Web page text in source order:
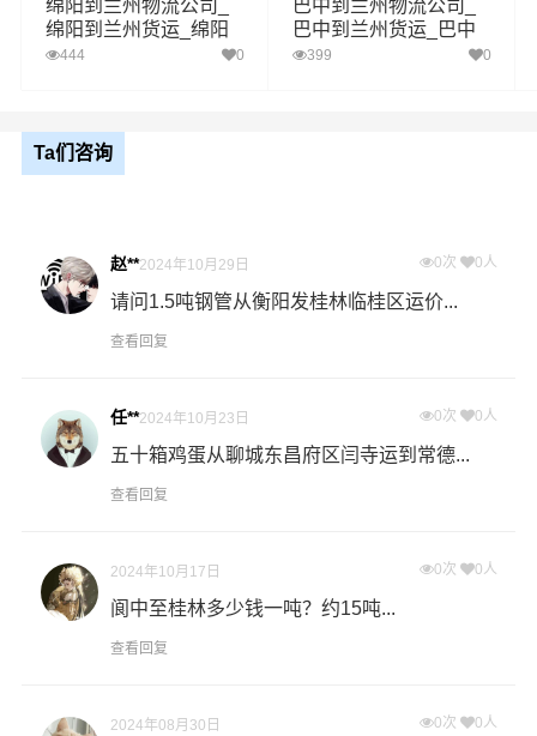
里程
时效
887公里，预计到达时间10小时数据来源与高德地
图，预计到达时间为车辆在途时间(导航时效)，不
代表最终时间，详细到达时效请咨询客服
备注
如何计算广安至兰州物流费用总报价？
物流费用总报价=广安提货费用+专线运输费用+兰州送货上
怎么计算专线运输费用？
专线运输费用的计算方式为：单价货物乘以重量或者体
积。先确定货物性质，货物性质可分为重货、重泡货、泡
什么是提货费用（也称接货费、取货费、上门提货费）？
物流公司安排车辆上门把货物运送到专线运输商进行配载
过程中产生的费用称为提货费。提货过程是发货时很重要
绵阳到兰州物流公司_
绵阳到兰州货运_绵阳
至兰州物流专线
444 0
巴中到兰州物流公司_
巴中到兰州货运_巴中
至兰州物流专线
399 0
Ta们咨询
赵**2024年10月29日 0次 0人
请问1.5吨钢管从衡阳发桂林临桂区运价...
查看回复
任**2024年10月23日 0次 0人
五十箱鸡蛋从聊城东昌府区闫寺运到常德...
查看回复
2024年10月17日 0次 0人
阆中至桂林多少钱一吨？约15吨...
查看回复
2024年08月30日 0次 0人